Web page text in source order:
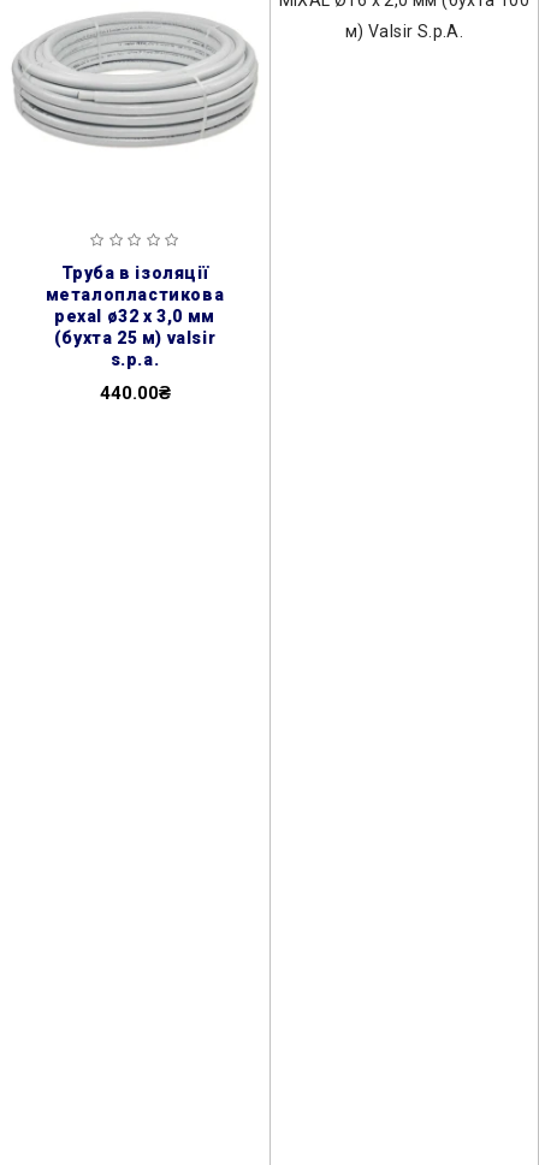
труба в ізоляції
металопластикова
pexal ø32 х 3,0 мм
(бухта 25 м) valsir
s.p.a.
440.00₴